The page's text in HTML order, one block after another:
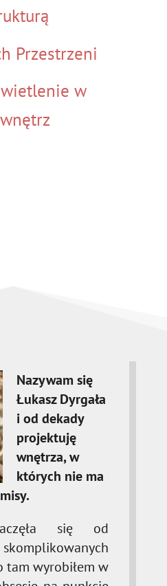
Przestrzeni
w
Nazywam się
Łukasz Dyrgała
i od dekady
projektuję
wnętrza, w
których nie ma
się od
tam wyrobiłem w